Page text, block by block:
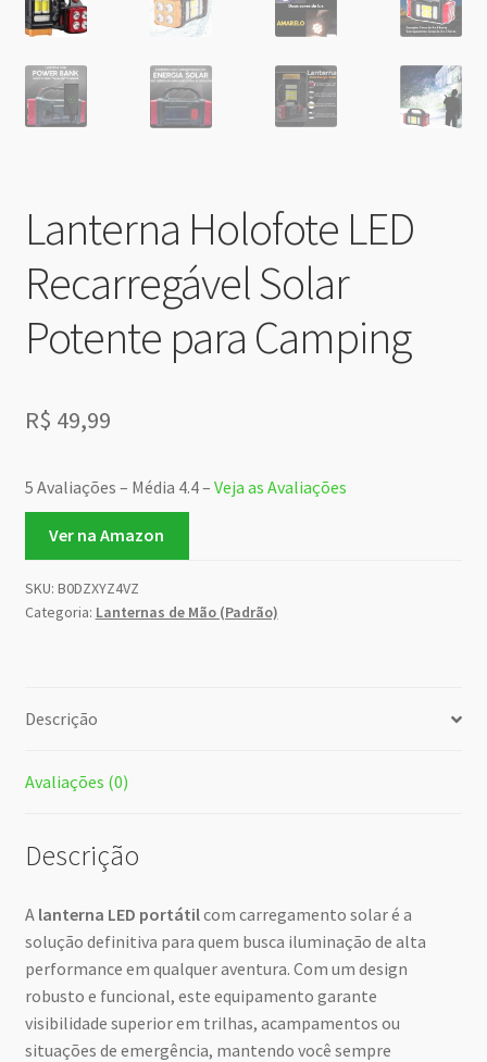
Lanterna Holofote LED
Recarregável Solar
Potente para Camping
R$ 49,99
5 Avaliações – Média 4.4 – Veja as Avaliações
Ver na Amazon
SKU: B0DZXYZ4VZ
Categoria: Lanternas de Mão (Padrão)
Descrição
Avaliações (0)
Descrição
A lanterna LED portátilcom carregamento solar é a
solução definitiva para quem busca iluminação de alta
performance em qualquer aventura. Com um design
robusto e funcional, este equipamento garante
visibilidade superior em trilhas, acampamentos ou
situações de emergência, mantendo você sempre